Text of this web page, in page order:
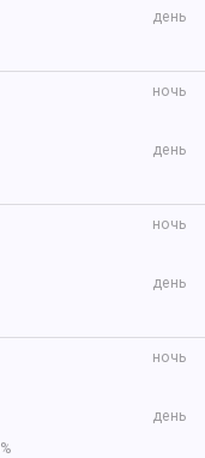
день
ночь
день
ночь
день
ночь
день
%